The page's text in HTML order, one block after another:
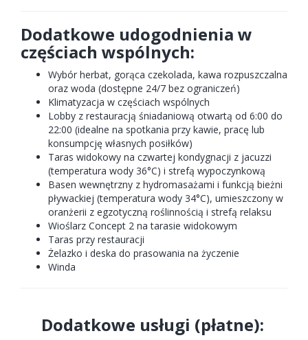
Dodatkowe udogodnienia w
częściach wspólnych:
Wybór herbat, gorąca czekolada, kawa rozpuszczalna
oraz woda (dostępne 24/7 bez ograniczeń)
Klimatyzacja w częściach wspólnych
Lobby z restauracją śniadaniową otwartą od 6:00 do
22:00 (idealne na spotkania przy kawie, pracę lub
konsumpcję własnych posiłków)
Taras widokowy na czwartej kondygnacji z jacuzzi
(temperatura wody 36°C) i strefą wypoczynkową
Basen wewnętrzny z hydromasażami i funkcją bieżni
pływackiej (temperatura wody 34°C), umieszczony w
oranżerii z egzotyczną roślinnością i strefą relaksu
Wioślarz Concept 2 na tarasie widokowym
Taras przy restauracji
Żelazko i deska do prasowania na życzenie
Winda
Dodatkowe usługi (płatne):